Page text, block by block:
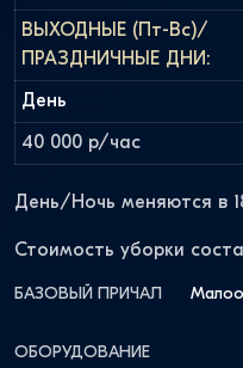
ВЫХОДНЫЕ (Пт-Вс)/
ПРАЗДНИЧНЫЕ ДНИ:
День
40 000 р/час
День/Ночь меняются в
Стоимость уборки
БАЗОВЫЙ ПРИЧАЛ
ОБОРУДОВАНИЕ